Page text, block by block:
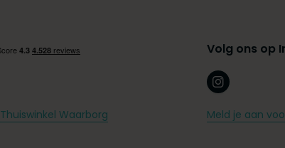
Thuiswinkel Waarborg
Volg ons op
Meld je aan